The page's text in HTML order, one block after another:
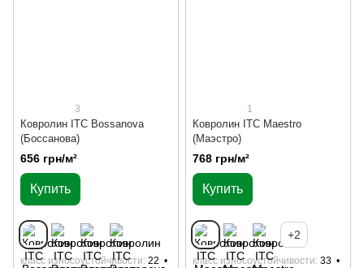
3
Ковролин ITC Bossanova
(Боссанова)
656 грн/м²
Купить
класс износоустойчивости 22
1
Ковролин ITC Maestro
(Маэстро)
768 грн/м²
Купить
+2
класс износоустойчивости 33